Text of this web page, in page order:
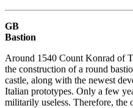
GB
Bastion
Around 1540 Count Konrad of
the construction of a round
castle, along with the newest
Italian prototypes. Only a few
militarily useless. Therefore, the